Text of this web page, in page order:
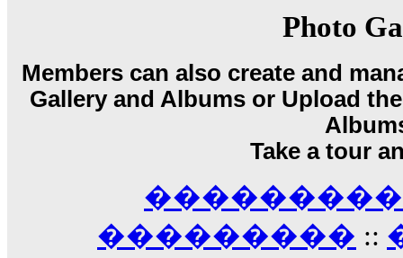
Echo, ���� �� ������� ��
������ �� �����.. "������" ���
15:33
��������� ����, ���������
����� ��������� ��
������! ��� ������ �� �����...
������� ���� ���� ������;
Photo
Members can also create and
Gallery and Albums or Upload
Take a tour
���������
��������� ::